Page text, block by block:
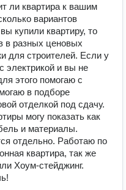
ли квартира к вашим
вариантов
купили квартиру, то
в разных ценовых
для строителей. Если у
электрикой и вы не
этого помогаю с
в подборе
отделкой под сдачу.
могу показать как
и материалы.
отдельно. Работаю по
квартира, так же
Хоум-стейджинг.